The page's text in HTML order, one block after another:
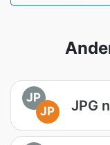
JP
JP
JPG